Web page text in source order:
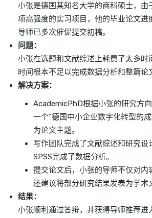
小张是德国某知名大学的商科硕士，由
项高强度的实习项目，他的毕业论文进
导师已多次催促提交初稿。
问题：
小张在选题和文献综述上耗费了太多时
时间根本不足以完成数据分析和整篇论
解决方案：
AcademicPhD根据小张的研究方
一个“德国中小企业数字化转型的
为论文主题。
写作团队完成了文献综述和研究设
SPSS完成了数据分析。
提交论文后，小张的导师不仅对内
还建议将部分研究结果发表为学术
结果：
小张顺利通过答辩，并获得导师推荐进